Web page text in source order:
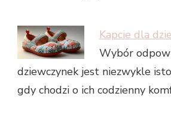
Kapcie dla
Wybór
dziewczynek jest niezwykle
gdy chodzi o ich codzienny